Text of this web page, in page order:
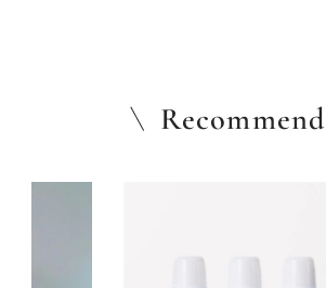
Recommend